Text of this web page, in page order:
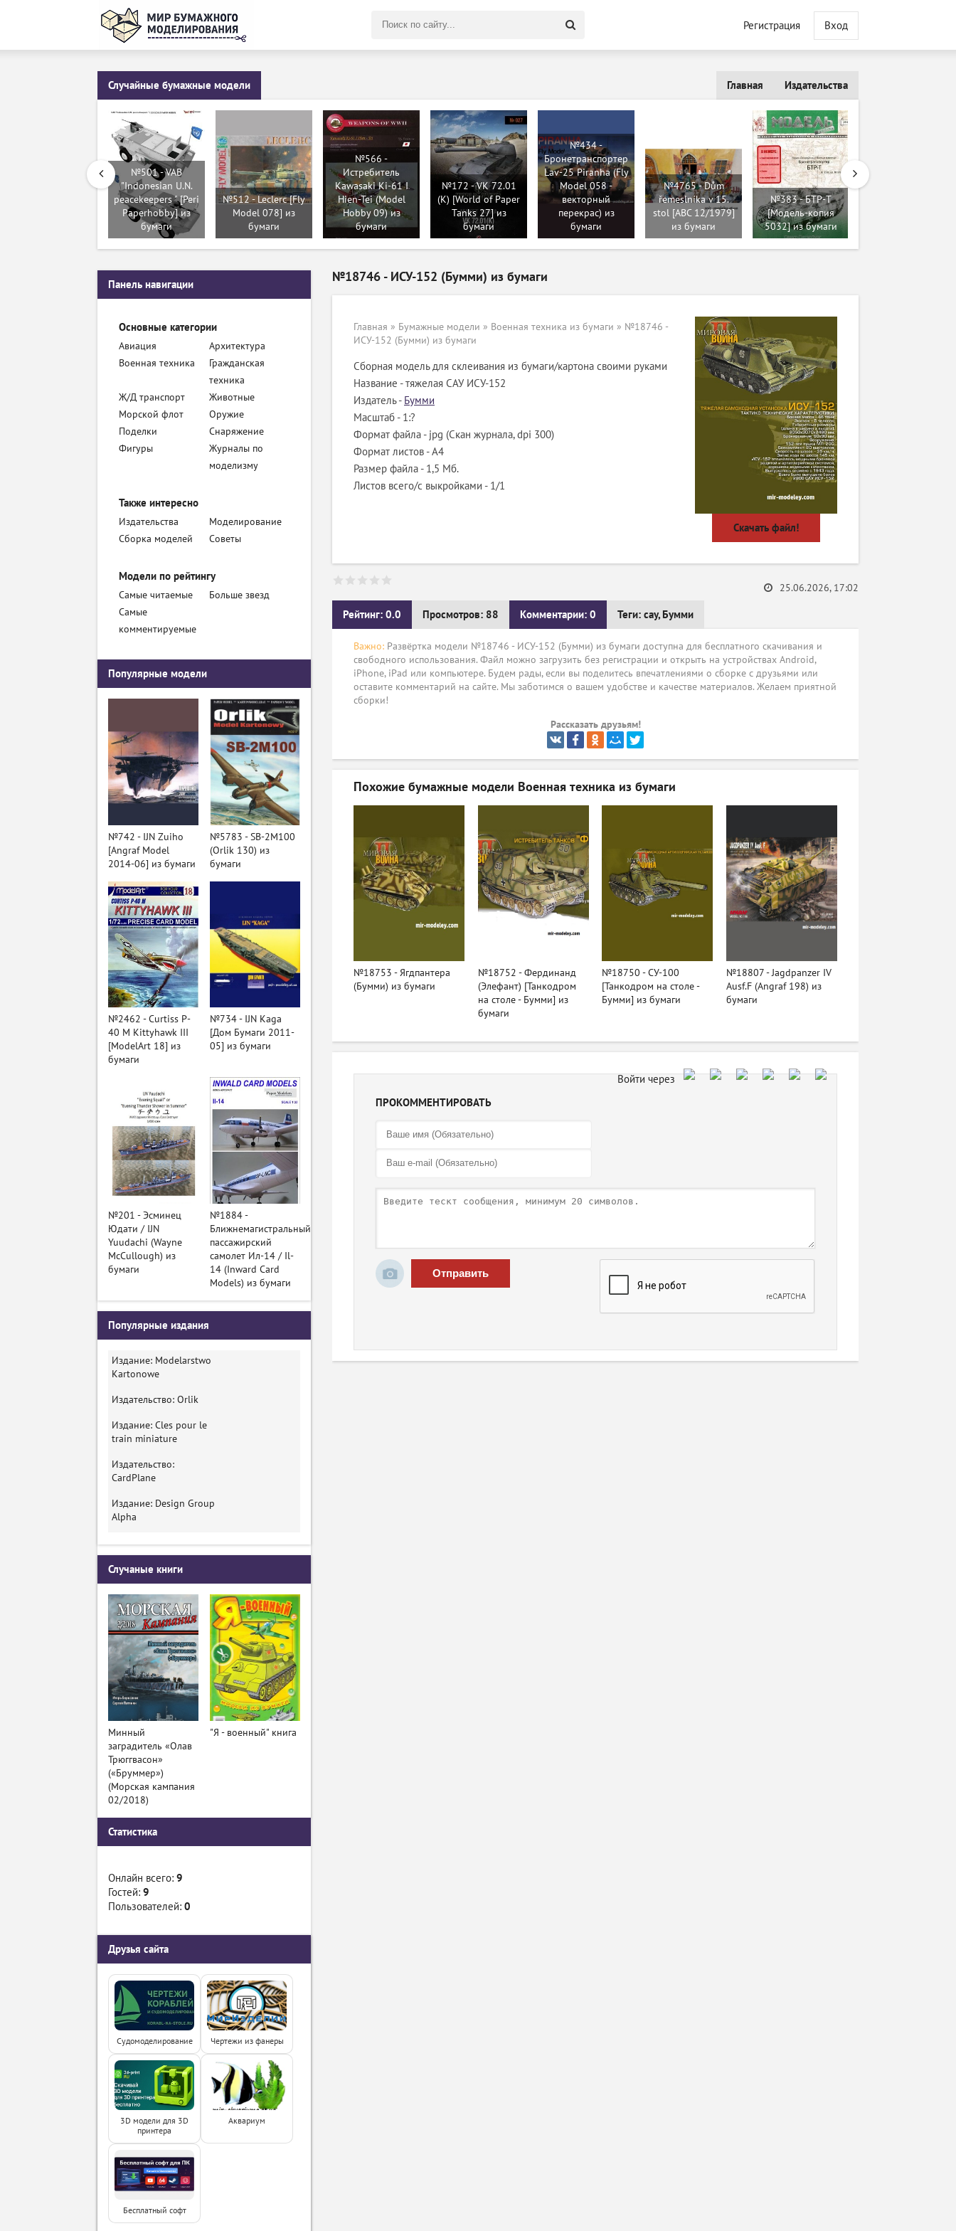
Регистрация Вход
Случайные бумажные модели Издательства
Главная
№501 - VAB
"Indonesian U.N.
peacekeepers " [Peri
Paperhobby] из
бумаги
№512 - Leclerc [Fly
Model 078] из
бумаги
№566 -
Истребитель
Kawasaki Ki-61 I
Hien-Tei (Model
Hobby 09) из
бумаги
№172 - VK 72.01
(K) [World of Paper
Tanks 27] из
бумаги
№434 -
Бронетранспортер
Lav-25 Piranha (Fly
Model 058 -
векторный
перекрас) из
бумаги
№4765 - Dům
řemeslníka v 15.
stol [ABC 12/1979]
из бумаги
№383 - БТР-T
[Модель-копия
5032] из бумаги
№18746 - ИСУ-152 (Бумми) из бумаги
Главная » Бумажные модели » Военная техника из бумаги » №18746 -
ИСУ-152 (Бумми) из бумаги
Сборная модель для склеивания из бумаги/картона своими руками
Название - тяжелая САУ ИСУ-152
Издатель - Бумми
Масштаб - 1:?
Формат файла - jpg (Скан журнала, dpi 300)
Формат листов - A4
Размер файла - 1,5 Мб.
Листов всего/с выкройками - 1/1
Скачать файл!
Рейтинг: 0.0 Просмотров: 88 Комментарии: 0 Теги: сау, Бумми
25.06.2026, 17:02
Важно: Развёртка модели №18746 - ИСУ-152 (Бумми) из бумаги доступна для бесплатного скачивания и
свободного использования. Файл можно загрузить без регистрации и открыть на устройствах Android,
iPhone, iPad или компьютере. Будем рады, если вы поделитесь впечатлениями о сборке с друзьями или
оставите комментарий на сайте. Мы заботимся о вашем удобстве и качестве материалов. Желаем приятной
сборки!
Рассказать друзьям!
Похожие бумажные модели Военная техника из бумаги
№18753 - Ягдпантера
(Бумми) из бумаги
№18752 - Фердинанд
(Элефант) [Танкодром
на столе - Бумми] из
бумаги
№18750 - СУ-100
[Танкодром на столе -
Бумми] из бумаги
№18807 - Jagdpanzer IV
Ausf.F (Angraf 198) из
бумаги
ПРОКОММЕНТИРОВАТЬ
Отправить
Панель навигации
Основные категории
Авиация
Архитектура
Военная техника
Гражданская
техника
Ж/Д транспорт
Животные
Морской флот
Оружие
Поделки
Снаряжение
Фигуры
Журналы по
моделизму
Также интересно
Издательства
Моделирование
Сборка моделей
Советы
Модели по рейтингу
Самые читаемые
Больше звезд
Самые
комментируемые
Популярные модели
№742 - IJN Zuiho
[Angraf Model
2014-06] из бумаги
№5783 - SB-2M100
(Orlik 130) из
бумаги
№2462 - Curtiss P-
40 M Kittyhawk III
[ModelArt 18] из
бумаги
№734 - IJN Kaga
[Дом Бумаги 2011-
05] из бумаги
№201 - Эсминец
Юдати / IJN
Yuudachi (Wayne
McCullough) из
бумаги
№1884 -
Ближнемагистральный
пассажирский
самолет Ил-14 / Il-
14 (Inward Card
Models) из бумаги
Популярные издания
Издание: Modelarstwo
Kartonowe
Издательство: Orlik
Издание: Cles pour le
train miniature
Издательство:
CardPlane
Издание: Design Group
Alpha
Случаные книги
Минный
заградитель «Олав
Трюггвасон»
(«Бруммер»)
(Морская кампания
02/2018)
"Я - военный" книга
Статистика
Онлайн всего: 9
Гостей: 9
Пользователей: 0
Друзья сайта
Судомоделирование Чертежи из фанеры
3D модели для 3D
принтера
Аквариум
Бесплатный софт